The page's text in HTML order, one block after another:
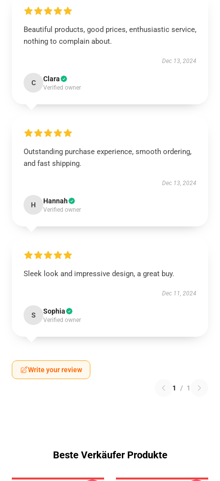
Beautiful products, good prices, enthusiastic service,
nothing to complain about.
Dec 13, 2024
C Clara
Verified owner
Outstanding purchase experience, smooth ordering,
and fast shipping.
Dec 13, 2024
H Hannah
Verified owner
Sleek look and impressive design, a great buy.
Dec 11, 2024
S Sophia
Verified owner
Write your review
1 / 1
Beste Verkäufer Produkte